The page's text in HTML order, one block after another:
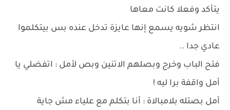
يتأكد وفعلا كانت معاها
انتظر شويه يسمع إنها عايزة تدخل عنده بس بيتكلموا
عادي جدا ..
فتح الباب وخرج وبصلهم الاتنين وبص لأمل : اتفضلي يا
أمل واقفة برا ليه !
أمل بصتله بلامبالاة : أنا بتكلم مع علياء مش جاية